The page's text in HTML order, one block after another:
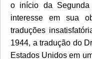
o início da
interesse em sua
traduções
1944, a tradução do
Estados Unidos em